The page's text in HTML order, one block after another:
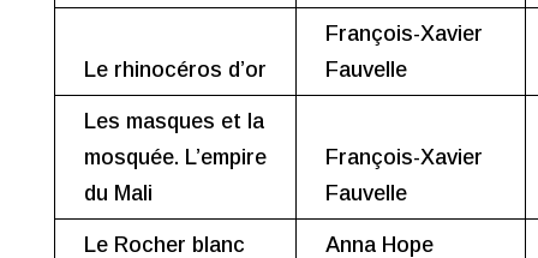
Le rhinocéros d’or
François-Xavier
Fauvelle
Les masques et la
mosquée. L’empire
du Mali
François-Xavier
Fauvelle
Le Rocher blanc Anna Hope